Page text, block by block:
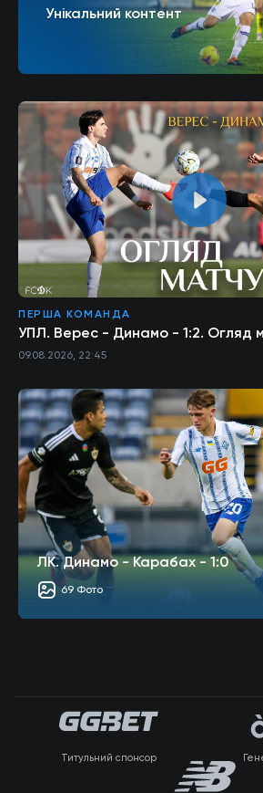
Унікальний контент
ПЕРША КОМАНДА
УПЛ. Верес - Динамо - 1:2. Огляд
09.08.2026, 22:45
ЛК. Динамо - Карабах - 1:0
69 Фото
Титульний спонсор